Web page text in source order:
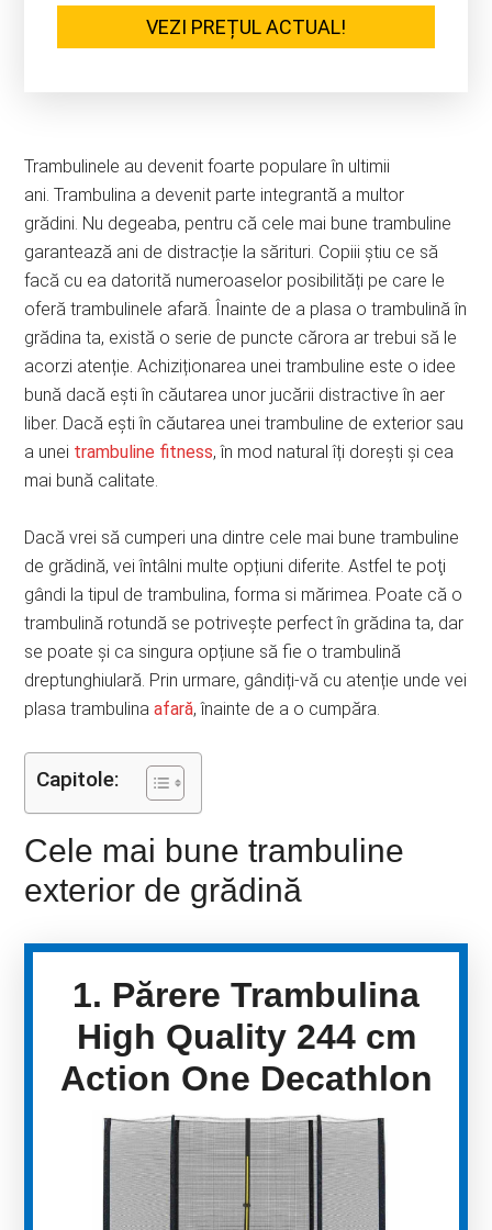
VEZI PREȚUL ACTUAL!
Trambulinele au devenit foarte populare în ultimii
ani. Trambulina a devenit parte integrantă a multor
grădini. Nu degeaba, pentru că cele mai bune trambuline
garantează ani de distracție la sărituri. Copiii știu ce să
facă cu ea datorită numeroaselor posibilități pe care le
oferă trambulinele afară. Înainte de a plasa o trambulină în
grădina ta, există o serie de puncte cărora ar trebui să le
acorzi atenție. Achiziționarea unei trambuline este o idee
bună dacă ești în căutarea unor jucării distractive în aer
liber. Dacă ești în căutarea unei trambuline de exterior sau
a unei trambuline fitness, în mod natural îți dorești și cea
mai bună calitate.
Dacă vrei să cumperi una dintre cele mai bune trambuline
de grădină, vei întâlni multe opțiuni diferite. Astfel te poţi
gândi la tipul de trambulina, forma si mărimea. Poate că o
trambulină rotundă se potrivește perfect în grădina ta, dar
se poate și ca singura opțiune să fie o trambulină
dreptunghiulară. Prin urmare, gândiți-vă cu atenție unde vei
plasa trambulinaafară, înainte de a o cumpăra.
Capitole:
Cele mai bune trambuline
exterior de grădină
1. Părere Trambulina
High Quality 244 cm
Action One Decathlon